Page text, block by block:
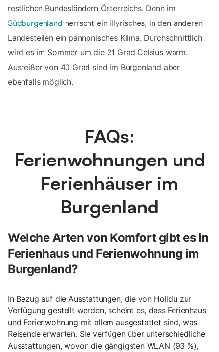
restlichen Bundesländern Österreichs. Denn im
Südburgenland herrscht ein illyrisches, in den anderen
Landesteilen ein pannonisches Klima. Durchschnittlich
wird es im Sommer um die 21 Grad Celsius warm.
Ausreißer von 40 Grad sind im Burgenland aber
ebenfalls möglich.
FAQs:
Ferienwohnungen und
Ferienhäuser im
Burgenland
Welche Arten von Komfort gibt es in
Ferienhaus und Ferienwohnung im
Burgenland?
In Bezug auf die Ausstattungen, die von Holidu zur
Verfügung gestellt werden, scheint es, dass Ferienhaus
und Ferienwohnung mit allem ausgestattet sind, was
Reisende erwarten. Sie verfügen über unterschiedliche
Ausstattungen, wovon die gängigsten WLAN (93 %),